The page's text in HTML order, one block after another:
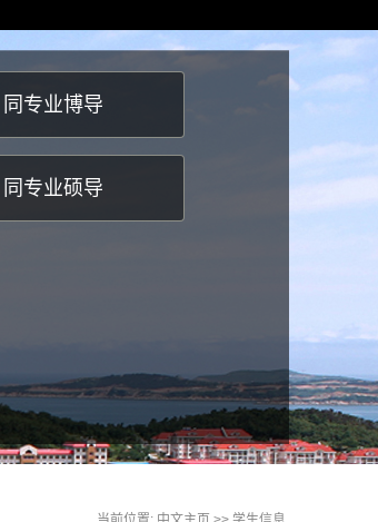
同专业博导
同专业硕导